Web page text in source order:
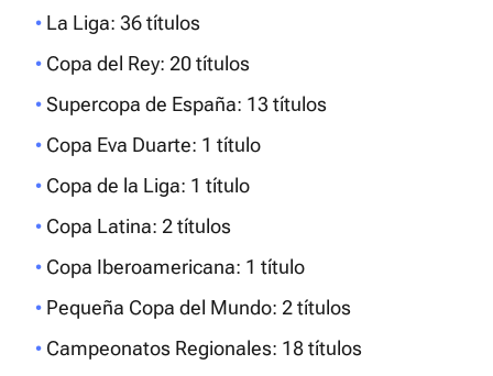
La Liga: 36 títulos
Copa del Rey: 20 títulos
Supercopa de España: 13 títulos
Copa Eva Duarte: 1 título
Copa de la Liga: 1 título
Copa Latina: 2 títulos
Copa Iberoamericana: 1 título
Pequeña Copa del Mundo: 2 títulos
Campeonatos Regionales: 18 títulos